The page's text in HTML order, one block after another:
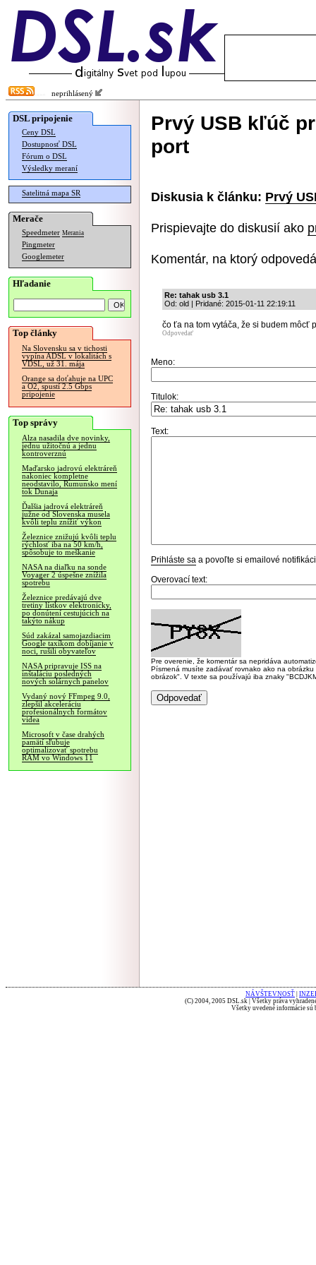
neprihlásený
DSL pripojenie
Ceny DSL
Dostupnosť DSL
Fórum o DSL
Výsledky meraní
Satelitná mapa SR
Merače
Speedmeter Merania
Pingmeter
Googlemeter
Hľadanie
Top články
Na Slovensku sa v tichosti
vypína ADSL v lokalitách s
VDSL, už 31. mája
Orange sa doťahuje na UPC
a O2, spustí 2.5 Gbps
pripojenie
Top správy
Alza nasadila dve novinky,
jednu užitočnú a jednu
kontroverznú
Maďarsko jadrovú elektráreň
nakoniec kompletne
neodstavilo, Rumunsko mení
tok Dunaja
Ďalšia jadrová elektráreň
južne od Slovenska musela
kvôli teplu znížiť výkon
Železnice znižujú kvôli teplu
rýchlosť iba na 50 km/h,
spôsobuje to meškanie
NASA na diaľku na sonde
Voyager 2 úspešne znížila
spotrebu
Železnice predávajú dve
tretiny lístkov elektronicky,
po donútení cestujúcich na
takýto nákup
Súd zakázal samojazdiacim
Google taxíkom dobíjanie v
noci, rušili obyvateľov
NASA pripravuje ISS na
inštaláciu posledných
nových solárnych panelov
Vydaný nový FFmpeg 9.0,
zlepšil akceleráciu
profesionálnych formátov
videa
Microsoft v čase drahých
pamätí sľubuje
optimalizovať spotrebu
RAM vo Windows 11
Prvý USB kľúč
port
Diskusia k článku: Prvý
Prispievajte do diskusií ako
Komentár, na ktorý
Re: tahak usb 3.1
Od: old | Pridané: 2015-01-11 22:19:11
čo ťa na tom vytáča, že si budem môcť
Odpovedať
Meno:
Titulok:
Text:
Prihláste sa a povoľte si emailové
Overovací text:
Pre overenie, že komentár sa nepridáva
Písmená musíte zadávať rovnako ako na
obrázok". V texte sa používajú iba znaky
NÁVŠTEVNOSŤ
(C) 2004, 2005 DSL.sk | Všetky práva
Všetky uvedené informácie sú